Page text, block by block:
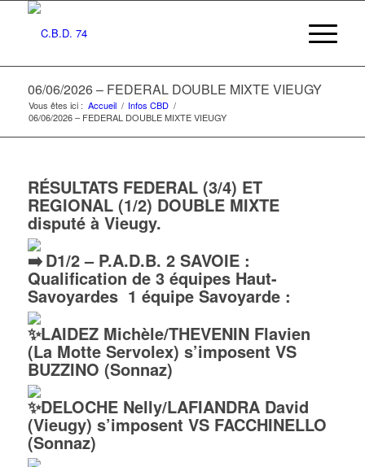
06/06/2026 – FEDERAL DOUBLE MIXTE VIEUGY
Vous êtes ici : Accueil / Infos CBD /
06/06/2026 – FEDERAL DOUBLE MIXTE VIEUGY
RÉSULTATS FEDERAL (3/4) ET
REGIONAL (1/2) DOUBLE MIXTE
disputé à Vieugy.
D1/2 – P.A.D.B. 2 SAVOIE :
Qualification de 3 équipes Haut-
Savoyardes 1 équipe Savoyarde :
LAIDEZ Michèle/THEVENIN Flavien
(La Motte Servolex) s’imposent VS
BUZZINO (Sonnaz)
DELOCHE Nelly/LAFIANDRA David
(Vieugy) s’imposent VS FACCHINELLO
(Sonnaz)